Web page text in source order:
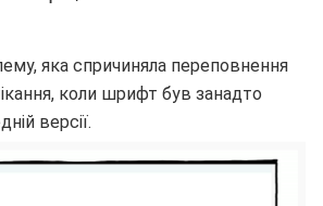
яка спричиняла переповнення
коли шрифт був занадто
версії.